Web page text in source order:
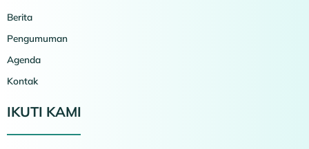
Berita
Pengumuman
Agenda
Kontak
IKUTI KAMI